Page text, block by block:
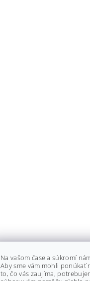
Na vašom čase a súkromí
Aby sme vám mohli
to, čo vás zaujíma,